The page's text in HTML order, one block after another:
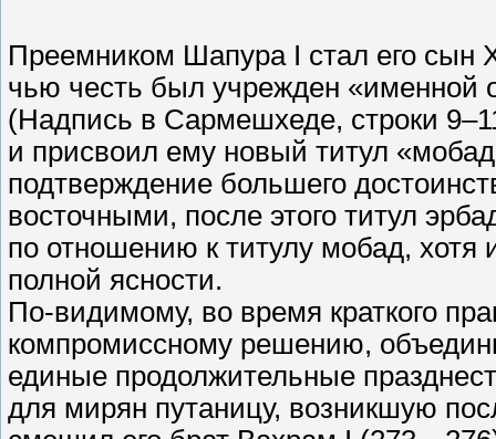
Преемником Шапура I стал его сын
чью честь был учрежден «именной
(Надпись в Сармешхеде, строки
и присвоил ему новый титул
подтверждение большего
восточными, после этого титул
по отношению к титулу мобад,
полной ясности.
По-видимому, во время краткого
компромиссному решению,
единые продолжительные
для мирян путаницу, возникшую